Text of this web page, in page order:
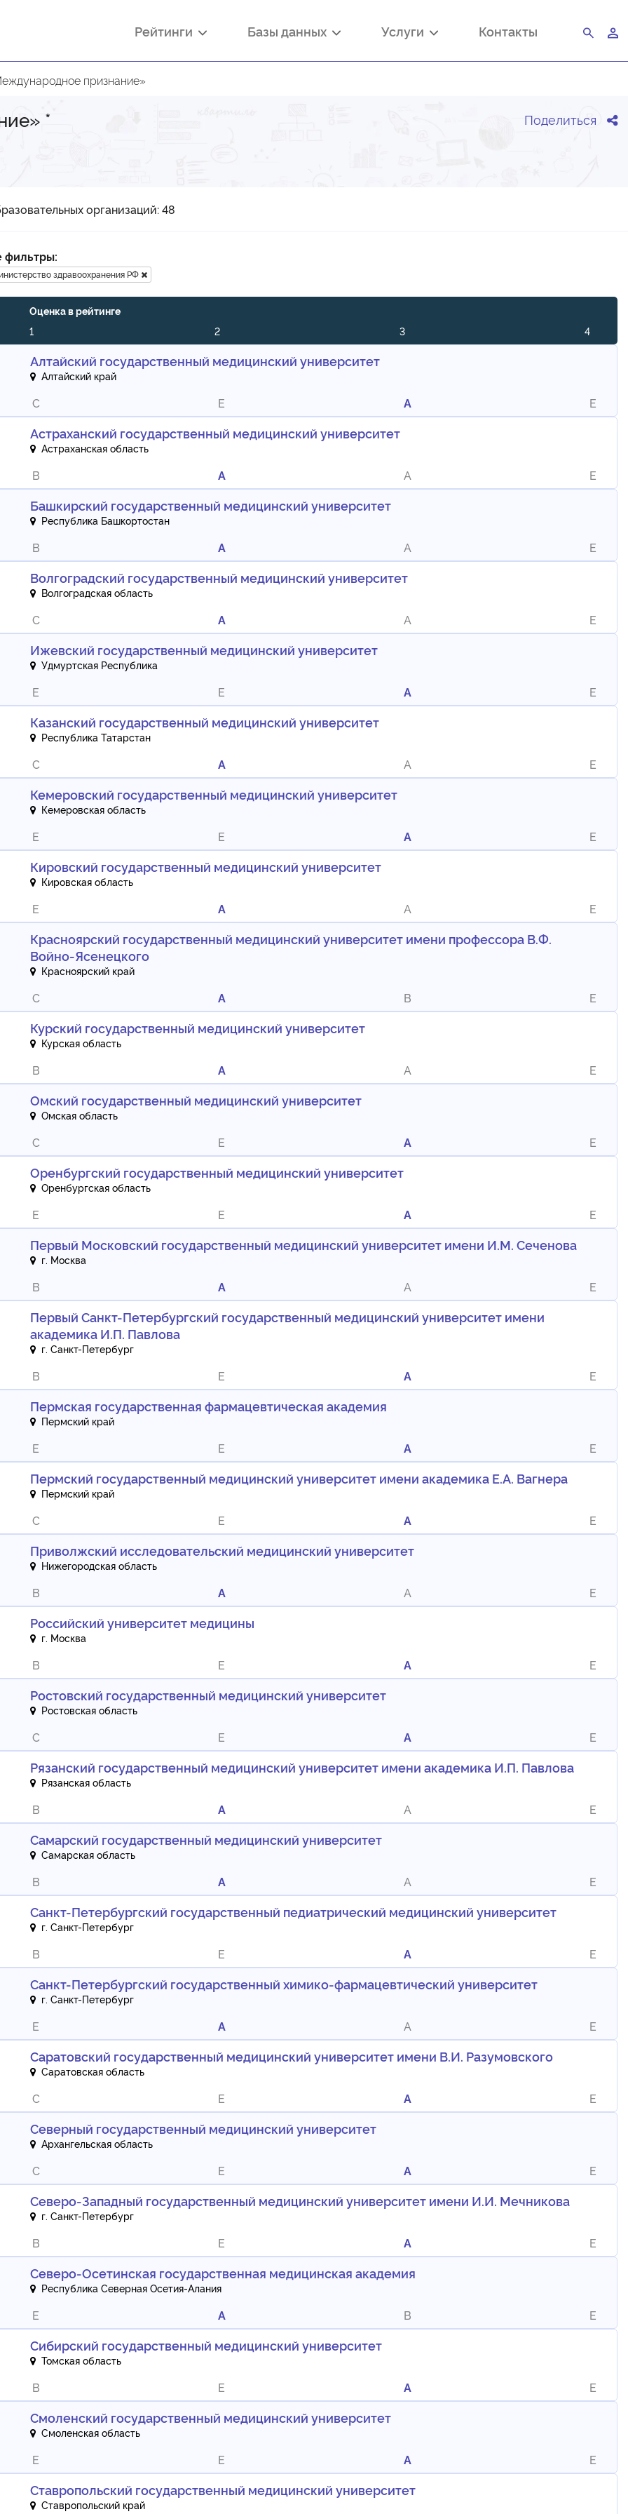
Рейтинги Базы данных Услуги Контакты
признание»
* Поделиться
организаций: 48
здравоохранения РФ
Оценка в рейтинге
1
2 3 4
Алтайский государственный медицинский университет
Алтайский край
C E A E
Астраханский государственный медицинский университет
Астраханская область
B A A E
Башкирский государственный медицинский университет
Республика Башкортостан
B A A E
Волгоградский государственный медицинский университет
Волгоградская область
C A A E
Ижевский государственный медицинский университет
Удмуртская Республика
E E A E
Казанский государственный медицинский университет
Республика Татарстан
C A A E
Кемеровский государственный медицинский университет
Кемеровская область
E E A E
Кировский государственный медицинский университет
Кировская область
E A A E
Красноярский государственный медицинский университет имени профессора В.Ф.
Войно-Ясенецкого
Красноярский край
C A B E
Курский государственный медицинский университет
Курская область
B A A E
Омский государственный медицинский университет
Омская область
C E A E
Оренбургский государственный медицинский университет
Оренбургская область
E E A E
Первый Московский государственный медицинский университет имени И.М. Сеченова
г. Москва
B A A E
Первый Санкт-Петербургский государственный медицинский университет имени
академика И.П. Павлова
г. Санкт-Петербург
B E A E
Пермская государственная фармацевтическая академия
Пермский край
E E A E
Пермский государственный медицинский университет имени академика Е.А. Вагнера
Пермский край
C E A E
Приволжский исследовательский медицинский университет
Нижегородская область
B A A E
Российский университет медицины
г. Москва
B E A E
Ростовский государственный медицинский университет
Ростовская область
C E A E
Рязанский государственный медицинский университет имени академика И.П. Павлова
Рязанская область
B A A E
Самарский государственный медицинский университет
Самарская область
B A A E
Санкт-Петербургский государственный педиатрический медицинский университет
г. Санкт-Петербург
B E A E
Санкт-Петербургский государственный химико-фармацевтический университет
г. Санкт-Петербург
E A A E
Саратовский государственный медицинский университет имени В.И. Разумовского
Саратовская область
C E A E
Северный государственный медицинский университет
Архангельская область
C E A E
Северо-Западный государственный медицинский университет имени И.И. Мечникова
г. Санкт-Петербург
B E A E
Северо-Осетинская государственная медицинская академия
Республика Северная Осетия-Алания
E A B E
Сибирский государственный медицинский университет
Томская область
B E A E
Смоленский государственный медицинский университет
Смоленская область
E E A E
Ставропольский государственный медицинский университет
Ставропольский край